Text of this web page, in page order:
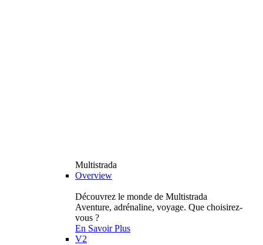
Multistrada
Overview
Découvrez le monde de Multistrada
Aventure, adrénaline, voyage. Que choisirez-
vous ?
En Savoir Plus
V2